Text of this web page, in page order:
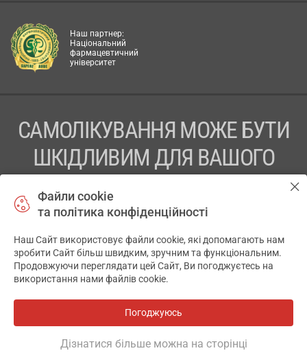
Наш партнер:
Національний
фармацевтичний
університет
САМОЛІКУВАННЯ МОЖЕ БУТИ
ШКІДЛИВИМ ДЛЯ ВАШОГО
ПЕРЕД ЗАСТОСУВАННЯМ ПРЕПАРАТУ ПРОКОНСУЛЬТУЙТЕСЬ
ТОВ «АПТЕКА 911.ЮА» Код ЄДРПОУ 43631965.
Відмова від відповідальності
© 2014-2026. Медична інформаційна система АПТЕКА911.ЮА
Файли cookie
та політика конфіденційності
Наш Сайт використовує файли cookie, які допомагають нам
зробити Сайт більш швидким, зручним та функціональним.
Продовжуючи переглядати цей Сайт, Ви погоджуєтесь на
використання нами файлів cookie.
Погоджуюсь
Дізнатися більше можна на сторінці
✕